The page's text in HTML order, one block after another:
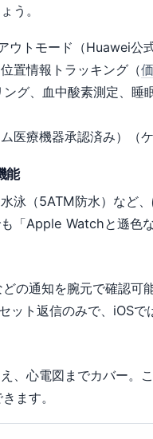
う。
ウトモード（Huawei公
置情報トラッキング（
グ、血中酸素測定、
医療機器承認済み）（
能
泳（5ATM防水）など
「Apple Watchと遜色
の通知を腕元で確認可
ット返信のみで、iOSで
、心電図までカバー。
ます。